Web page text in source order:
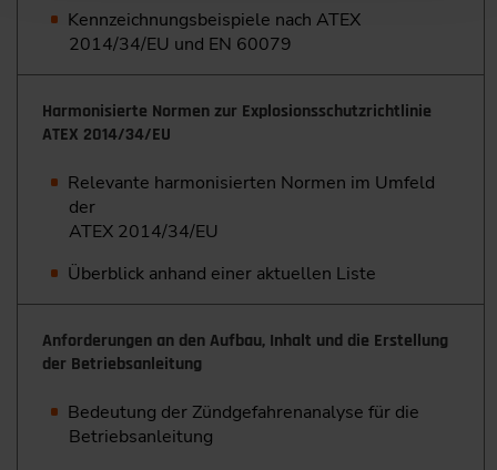
Kennzeichnungsbeispiele nach ATEX
2014/34/EU und EN 60079
Harmonisierte Normen zur Explosionsschutzrichtlinie
ATEX 2014/34/EU
Relevante harmonisierten Normen im Umfeld
der
ATEX 2014/34/EU
Überblick anhand einer aktuellen Liste
Anforderungen an den Aufbau, Inhalt und die Erstellung
der Betriebsanleitung
Bedeutung der Zündgefahrenanalyse für die
Betriebsanleitung